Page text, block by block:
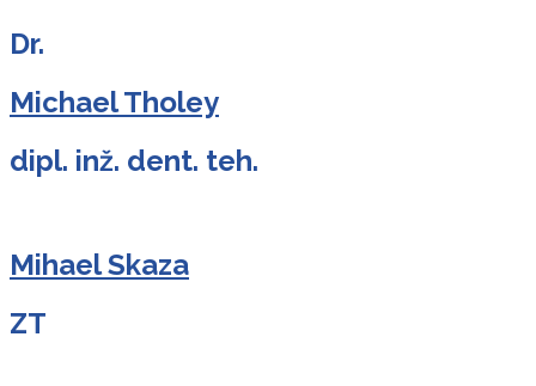
Dr.
Michael Tholey
dipl. inž. dent. teh.
Mihael Skaza
ZT